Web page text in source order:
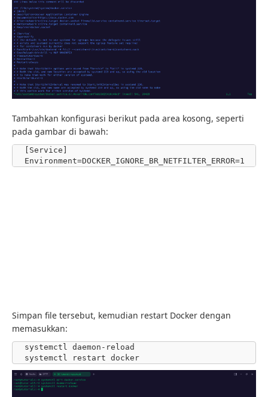
Tambahkan konfigurasi berikut pada area kosong, seperti
pada gambar di bawah:
[Service]
Environment=DOCKER_IGNORE_BR_NETFILTER_ERROR=1
Simpan file tersebut, kemudian restart Docker dengan
memasukkan:
systemctl daemon-reload
systemctl restart docker